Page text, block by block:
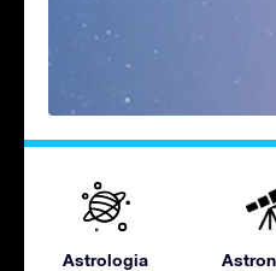
Astrologia